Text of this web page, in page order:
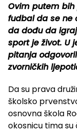
Ovim putem
fudbal da se ne
da dođu da
sport je život. U
pitanja
zvorničkih
Da su prava
školsko
osnovna škola
okosnicu tima su